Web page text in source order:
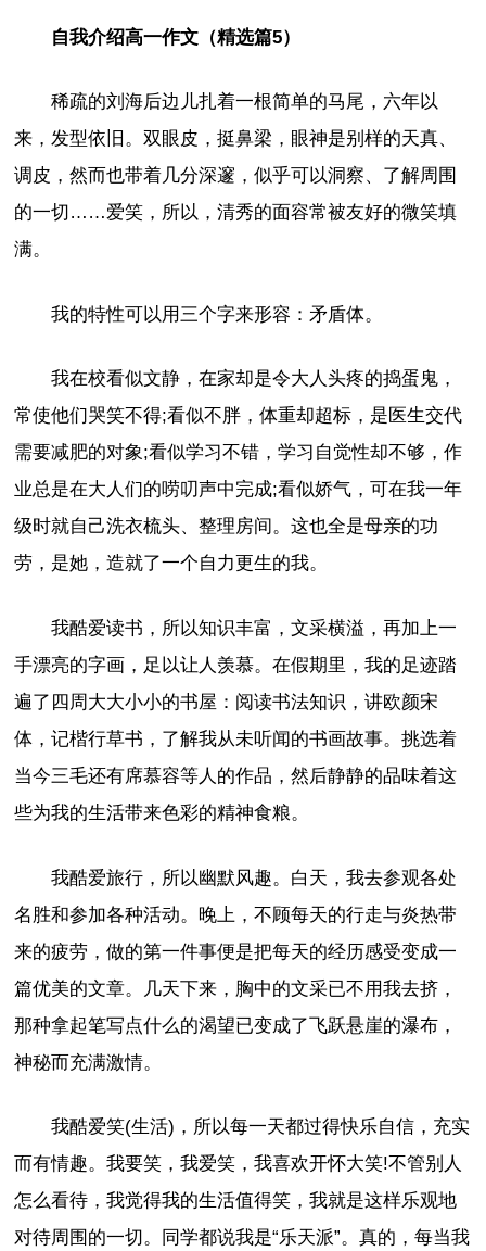
自我介绍高一作文（精选篇5）
稀疏的刘海后边儿扎着一根简单的马尾，六年以
来，发型依旧。双眼皮，挺鼻梁，眼神是别样的天真、
调皮，然而也带着几分深邃，似乎可以洞察、了解周围
的一切……爱笑，所以，清秀的面容常被友好的微笑填
满。
我的特性可以用三个字来形容：矛盾体。
我在校看似文静，在家却是令大人头疼的捣蛋鬼，
常使他们哭笑不得;看似不胖，体重却超标，是医生交代
需要减肥的对象;看似学习不错，学习自觉性却不够，作
业总是在大人们的唠叨声中完成;看似娇气，可在我一年
级时就自己洗衣梳头、整理房间。这也全是母亲的功
劳，是她，造就了一个自力更生的我。
我酷爱读书，所以知识丰富，文采横溢，再加上一
手漂亮的字画，足以让人羡慕。在假期里，我的足迹踏
遍了四周大大小小的书屋：阅读书法知识，讲欧颜宋
体，记楷行草书，了解我从未听闻的书画故事。挑选着
当今三毛还有席慕容等人的作品，然后静静的品味着这
些为我的生活带来色彩的精神食粮。
我酷爱旅行，所以幽默风趣。白天，我去参观各处
名胜和参加各种活动。晚上，不顾每天的行走与炎热带
来的疲劳，做的第一件事便是把每天的经历感受变成一
篇优美的文章。几天下来，胸中的文采已不用我去挤，
那种拿起笔写点什么的渴望已变成了飞跃悬崖的瀑布，
神秘而充满激情。
我酷爱笑(生活)，所以每一天都过得快乐自信，充实
而有情趣。我要笑，我爱笑，我喜欢开怀大笑!不管别人
怎么看待，我觉得我的生活值得笑，我就是这样乐观地
对待周围的一切。同学都说我是“乐天派”。真的，每当我